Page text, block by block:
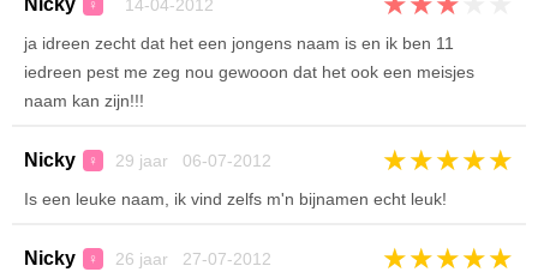
Nicky ♀ 14-04-2012
ja idreen zecht dat het een jongens naam is en ik ben 11
iedreen pest me zeg nou gewooon dat het ook een meisjes
naam kan zijn!!!
Nicky ♀ 29 jaar 06-07-2012 ★★★★★
Is een leuke naam, ik vind zelfs m'n bijnamen echt leuk!
Nicky ♀ 26 jaar 27-07-2012 ★★★★★